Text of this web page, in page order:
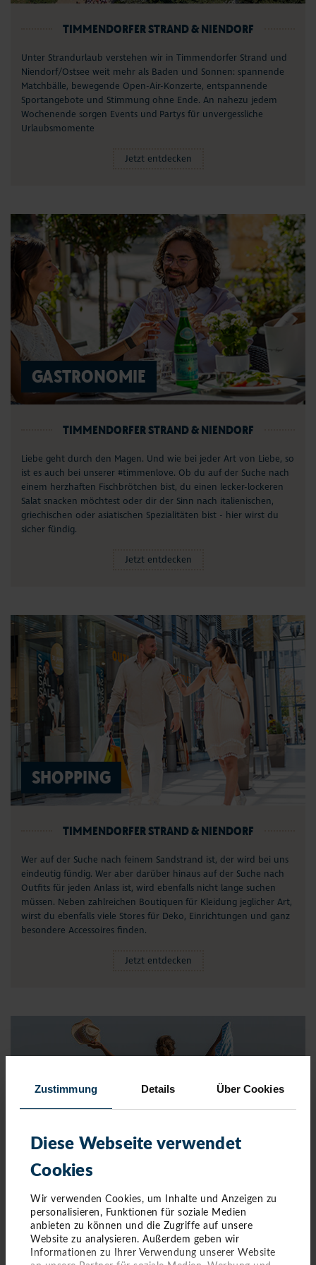
Zustimmung Details Über Cookies
Diese Webseite verwendet
Cookies
Wir verwenden Cookies, um Inhalte und Anzeigen zu
personalisieren, Funktionen für soziale Medien
anbieten zu können und die Zugriffe auf unsere
Website zu analysieren. Außerdem geben wir
Informationen zu Ihrer Verwendung unserer Website
TIMMENDORFER STRAND & NIENDORF
Unter Strandurlaub verstehen wir in Timmendorfer Strand und
Niendorf/Ostsee weit mehr als Baden und Sonnen: spannende
Matchbälle, bewegende Open-Air-Konzerte, entspannende
Sportangebote und Stimmung ohne Ende. An nahezu jedem
Wochenende sorgen Events und Partys für unvergessliche
Urlaubsmomente
Jetzt entdecken
GASTRONOMIE
TIMMENDORFER STRAND & NIENDORF
Liebe geht durch den Magen. Und wie bei jeder Art von Liebe, so
ist es auch bei unserer #timmenlove. Ob du auf der Suche nach
einem herzhaften Fischbrötchen bist, du einen lecker-lockeren
Salat snacken möchtest oder dir der Sinn nach italienischen,
griechischen oder asiatischen Spezialitäten bist - hier wirst du
sicher fündig.
Jetzt entdecken
SHOPPING
TIMMENDORFER STRAND & NIENDORF
Wer auf der Suche nach feinem Sandstrand ist, der wird bei uns
eindeutig fündig. Wer aber darüber hinaus auf der Suche nach
Outfits für jeden Anlass ist, wird ebenfalls nicht lange suchen
müssen. Neben zahlreichen Boutiquen für Kleidung jeglicher Art,
wirst du ebenfalls viele Stores für Deko, Einrichtungen und ganz
besondere Accessoires finden.
Jetzt entdecken
STRAND
TIMMENDORFER STRAND & NIENDORF
Ein Spaziergang an der Küste ist für viele das Highlight des